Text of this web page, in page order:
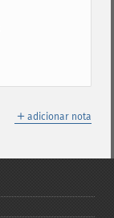
＋ adicionar nota